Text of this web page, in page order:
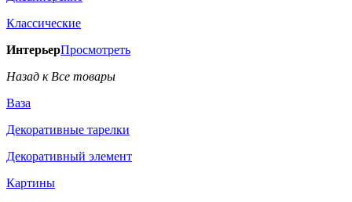
Классические
ИнтерьерПросмотреть
Назад к Все товары
Ваза
Декоративные тарелки
Декоративный элемент
Картины